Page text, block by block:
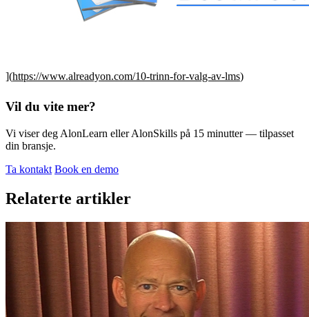
](https://www.alreadyon.com/10-trinn-for-valg-av-lms)
Vil du vite mer?
Vi viser deg AlonLearn eller AlonSkills på 15 minutter — tilpasset
din bransje.
Ta kontakt Book en demo
Relaterte artikler